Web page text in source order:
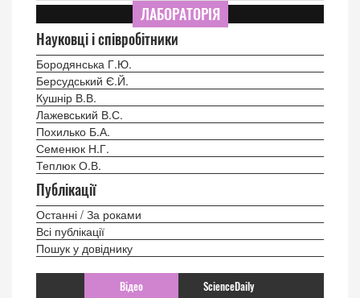
ЛАБОРАТОРІЯ
Науковці і співробітники
Бородянська Г.Ю.
Берсудський Є.Й.
Кушнір В.В.
Лажевський В.С.
Похилько Б.А.
Семенюк Н.Г.
Теплюк О.В.
Публікації
Останні / За роками
Всі публікації
Пошук у довіднику
Відео ScienceDaily